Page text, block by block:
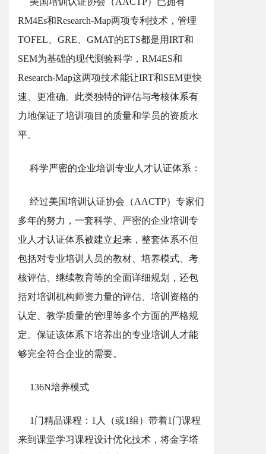
RM4Es和Research-Map两项专利技术，管理
TOFEL、GRE、GMAT的ETS都是用IRT和
SEM为基础的现代测验科学，RM4ES和
Research-Map这两项技术能让IRT和SEM更快
速、更准确。此类独特的评估与考核体系有
力地保证了培训项目的质量和学员的资质水
平。
科学严密的企业培训专业人才认证体系：
经过美国培训认证协会（AACTP）专家们
多年的努力，一套科学、严密的企业培训专
业人才认证体系被建立起来，整套体系不但
包括对专业培训人员的教材、培养模式、考
核评估、继续教育等的全面详细规划，还包
括对培训机构师资力量的评估、培训资格的
认定、教学质量的管理等多个方面的严格规
定。保证该体系下培养出的专业培训人才能
够完全符合企业的需要。
136N培养模式
1门精品课程：1人（或1组）带着1门课程
来到课堂学习课程设计优化技术，将金字塔